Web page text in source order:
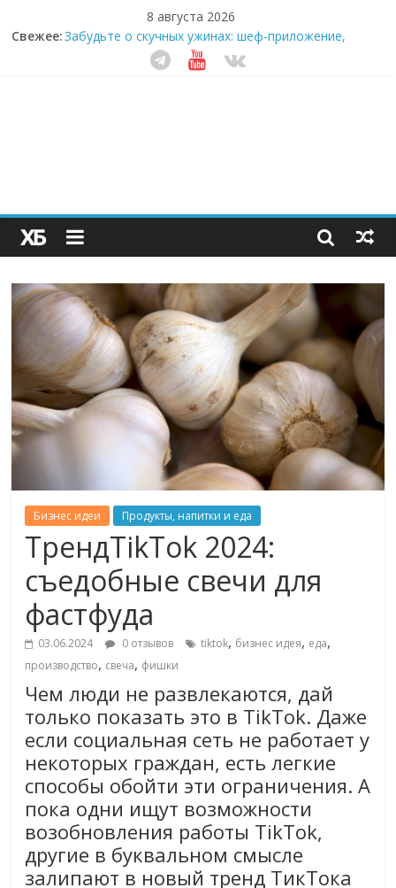
8 августа 2026
Свежее:Забудьте о скучных ужинах: шеф-приложение,
которое видит вашу еду насквозь
Небо зовёт: как бизнес на полётах дронов и
Секрет супергидратации: почему кокосовая вода с
пребиотиками становится главным трендом
здорового питания
Бизнес идеи Продукты, напитки и еда
ТрендTikTok 2024:
съедобные свечи для
фастфуда
03.06.2024 0 отзывов tiktok, бизнес идея, еда,
производство, свеча, фишки
Чем люди не развлекаются, дай
только показать это в TikTok. Даже
если социальная сеть не работает у
некоторых граждан, есть легкие
способы обойти эти ограничения. А
пока одни ищут возможности
возобновления работы TikTok,
другие в буквальном смысле
залипают в новый тренд ТикТока